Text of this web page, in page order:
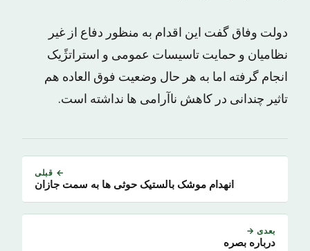
دولت وفاق گفت این اقدام به منظور دفاع از غیر
نظامیان و حمایت تاسیسات عمومی و استراتژًیک
انجام گرفته اما به هر حال وضعیت فوق العاده هم
تاثیر چندانی در کاهش ناآرامی ها نداشته است.
← قبلی
انهدام موشک بالستیک حوثی ها به سمت جازان
بعدی →
درباره بصره